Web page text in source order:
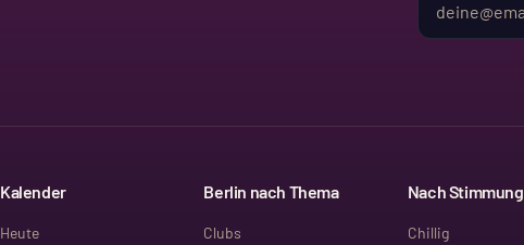
Kalender
Heute
Berlin nach Thema
Clubs
Nach Stimmung
Chillig